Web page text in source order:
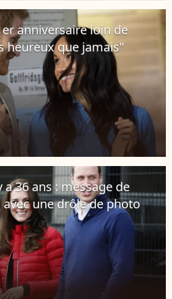
anniversaire loin de
heureux que jamais"
36 ans : message de
une drôle de photo